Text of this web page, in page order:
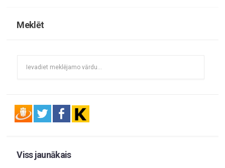
Meklēt
Viss jaunākais